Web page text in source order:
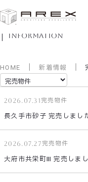
新着情報
information
HOME 新着情報
2026.07.31 完売物件
長久手市砂子 完売しまし
2026.07.27 完売物件
大府市共栄町Ⅲ 完売しまし